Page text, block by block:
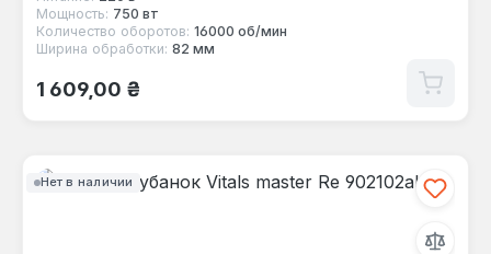
Мощность: 750 вт
Количество оборотов: 16000 об/мин
Ширина обработки: 82 мм
Обычная цена:
1 609,00 ₴
Нет в наличии